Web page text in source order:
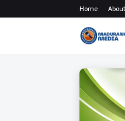
Home